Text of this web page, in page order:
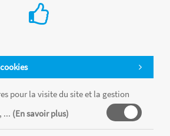
pour la visite du site et la gestion
... (En savoir plus)
dans la limite des stocks disponibles de